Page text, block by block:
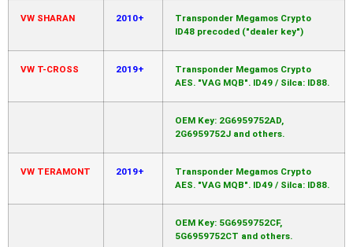
VW SHARAN 2010+
Transponder Megamos Crypto
ID48 precoded ("dealer key")
VW T-CROSS 2019+
Transponder Megamos Crypto
AES. "VAG MQB". ID49 / Silca: ID88.
OEM Key: 2G6959752AD,
2G6959752J and others.
VW TERAMONT 2019+
Transponder Megamos Crypto
AES. "VAG MQB". ID49 / Silca: ID88.
OEM Key: 5G6959752CF,
5G6959752CT and others.